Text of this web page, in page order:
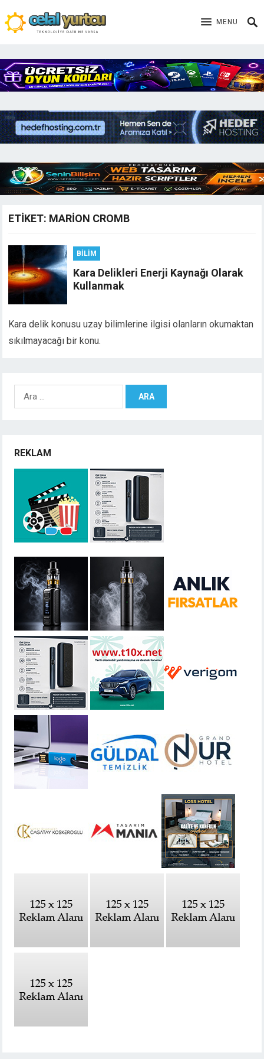
MENU
ETIKET: MARION CROMB
BILIM
Kara Delikleri Enerji Kaynağı Olarak
Kullanmak
Kara delik konusu uzay bilimlerine ilgisi olanların okumaktan
sıkılmayacağı bir konu.
Arama:
REKLAM